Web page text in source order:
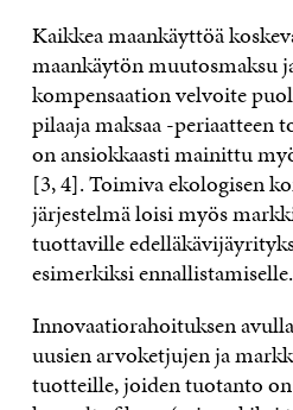
Kaikkea maankäyttöä
maankäytön muutosmaksu
kompensaation velvoite
pilaaja maksaa -periaatteen
on ansiokkaasti mainittu
[3, 4]. Toimiva ekologisen
järjestelmä loisi myös
tuottaville
esimerkiksi ennallistamiselle.
Innovaatiorahoituksen
uusien arvoketjujen ja
tuotteille, joiden tuotanto